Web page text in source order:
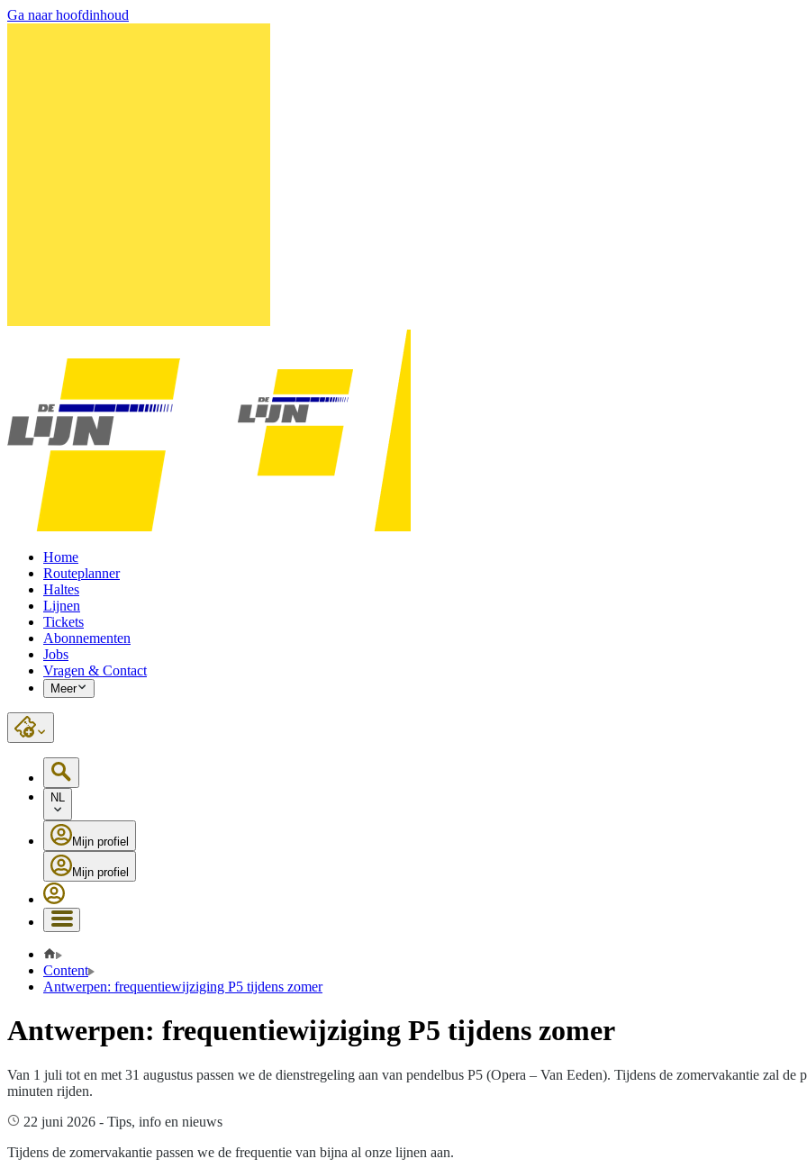
Ga naar hoofdinhoud
Home
Routeplanner
Haltes
Lijnen
Tickets
Abonnementen
Jobs
Vragen & Contact
Meer
NL
Mijn profiel
Mijn profiel
Content
Antwerpen: frequentiewijziging P5 tijdens zomer
Antwerpen: frequentiewijziging P5 tijdens zomer
Van 1 juli tot en met 31 augustus passen we de dienstregeling aan van pendelbus P5 (Opera – Van Eeden). Tijdens de zomervakantie zal
minuten rijden.
22 juni 2026 - Tips, info en nieuws
Tijdens de zomervakantie passen we de frequentie van bijna al onze lijnen aan.